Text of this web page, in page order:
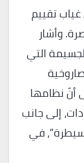
تقييم
وأشار
التي
أنّ نظامها
إلى جانب
في